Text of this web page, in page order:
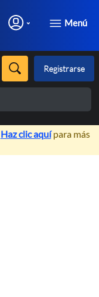
Menú
Registrarse
×
Haz clic aquípara más